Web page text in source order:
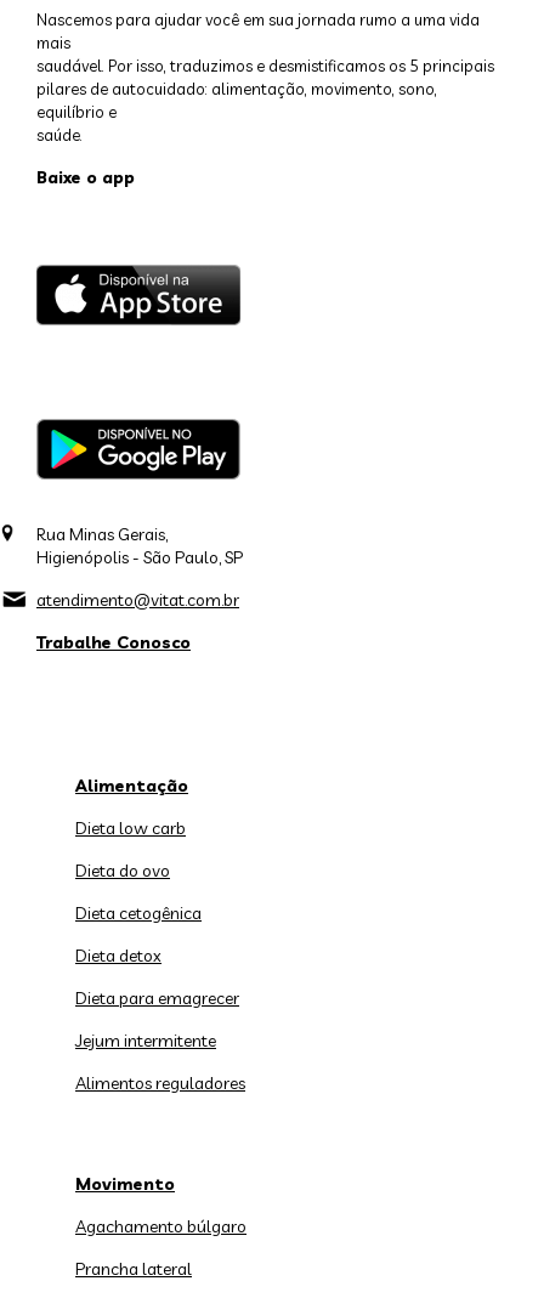
Nascemos para ajudar você em sua jornada rumo a uma vida
mais
saudável. Por isso, traduzimos e desmistificamos os 5 principais
pilares de autocuidado: alimentação, movimento, sono,
equilíbrio e
saúde.
Baixe o app
Rua Minas Gerais,
Higienópolis - São Paulo, SP
atendimento@vitat.com.br
Trabalhe Conosco
Alimentação
Dieta low carb
Dieta do ovo
Dieta cetogênica
Dieta detox
Dieta para emagrecer
Jejum intermitente
Alimentos reguladores
Movimento
Agachamento búlgaro
Prancha lateral